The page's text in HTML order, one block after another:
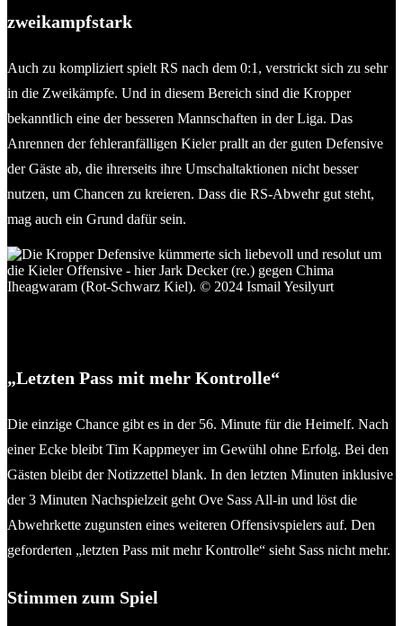
zweikampfstark
Auch zu kompliziert spielt RS nach dem 0:1, verstrickt sich zu sehr
in die Zweikämpfe. Und in diesem Bereich sind die Kropper
bekanntlich eine der besseren Mannschaften in der Liga. Das
Anrennen der fehleranfälligen Kieler prallt an der guten Defensive
der Gäste ab, die ihrerseits ihre Umschaltaktionen nicht besser
nutzen, um Chancen zu kreieren. Dass die RS-Abwehr gut steht,
mag auch ein Grund dafür sein.
„Letzten Pass mit mehr Kontrolle“
Die einzige Chance gibt es in der 56. Minute für die Heimelf. Nach
einer Ecke bleibt Tim Kappmeyer im Gewühl ohne Erfolg. Bei den
Gästen bleibt der Notizzettel blank. In den letzten Minuten inklusive
der 3 Minuten Nachspielzeit geht Ove Sass All-in und löst die
Abwehrkette zugunsten eines weiteren Offensivspielers auf. Den
geforderten „letzten Pass mit mehr Kontrolle“ sieht Sass nicht mehr.
Stimmen zum Spiel